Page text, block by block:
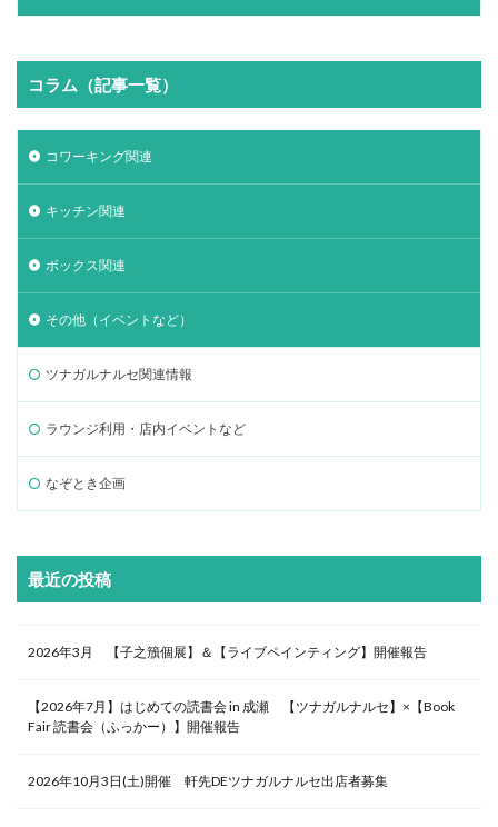
コラム（記事一覧）
コワーキング関連
キッチン関連
ボックス関連
その他（イベントなど）
ツナガルナルセ関連情報
ラウンジ利用・店内イベントなど
なぞとき企画
最近の投稿
2026年3月 【子之籏個展】＆【ライブペインティング】開催報告
【2026年7月】はじめての読書会 in 成瀬 【ツナガルナルセ】×【Book
Fair 読書会（ふっかー）】開催報告
2026年10月3日(土)開催 軒先DEツナガルナルセ出店者募集